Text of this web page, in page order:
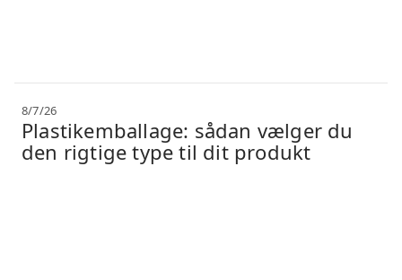
8/7/26
Plastikemballage: sådan vælger du
den rigtige type til dit produkt